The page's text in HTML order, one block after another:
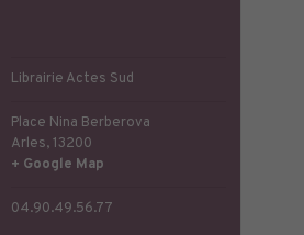
Librairie Actes Sud
Place Nina Berberova
Arles,13200
+ Google Map
04.90.49.56.77